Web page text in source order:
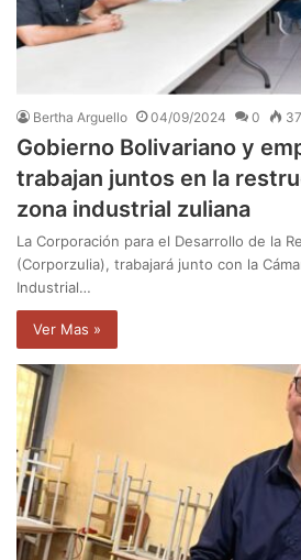
Bertha Arguello 04/09/2024 0
Gobierno Bolivariano y
trabajan juntos en la
zona industrial zuliana
La Corporación para el Desarrollo de la
(Corporzulia), trabajará junto con la
Industrial…
Ver Mas »